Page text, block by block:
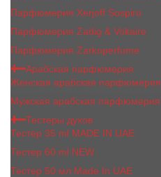
Парфюмерия Xerjoff Sospiro
Парфюмерия Zadig & Voltaire
Парфюмерия Zarkoperfume
Арабская парфюмерия
Женская арабская парфюмерия
Мужская арабская парфюмерия
Тестеры духов
Тестер 35 ml MADE IN UAE
Тестер 60 ml NEW
Тестер 50 мл Made In UAE